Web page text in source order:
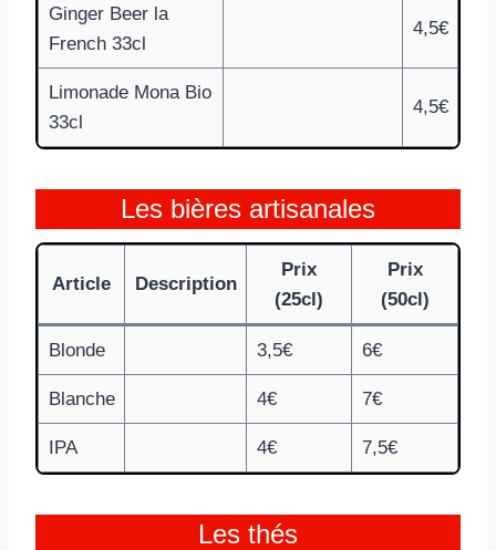
Ginger Beer la
French 33cl
4,5€
Limonade Mona Bio
33cl
4,5€
Les bières artisanales
Article Description
Prix
(25cl)
Prix
(50cl)
Blonde 3,5€ 6€
Blanche 4€ 7€
IPA 4€ 7,5€
Les thés